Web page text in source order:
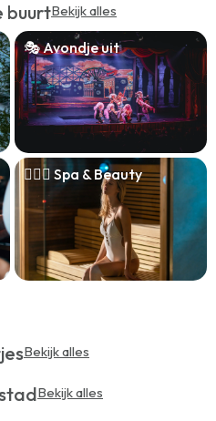
buurtBekijk alles
🎭 Avondje uit
🧖🏻‍♀️ Spa & Beauty
Bekijk alles
Bekijk alles